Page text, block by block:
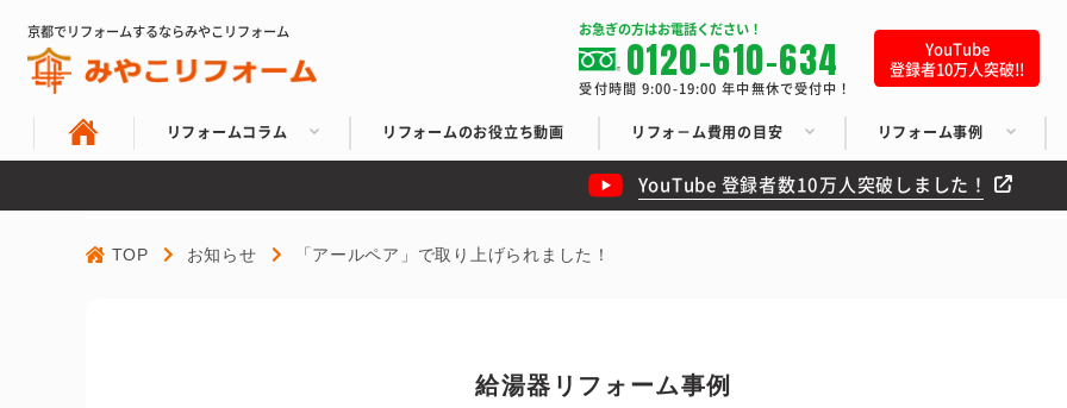
京都でリフォームするならみやこリフォーム お急ぎの方はお電話ください！
0120-610-634
受付時間 9:00-19:00 年中無休で受付中！
YouTube
登録者10万人突破!!
リフォームコラム リフォームのお役立ち動画 リフォ－ム費用の目安 リフォーム事例
YouTube 登録者数10万人突破しました！
TOP お知らせ 「アールペア」で取り上げられました！
給湯器リフォーム事例